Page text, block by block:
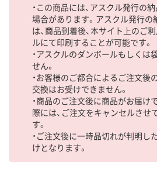
・この商品には、アスクル発行の
場合があります。アスクル発行
は、商品到着後、本サイト上のご
ルにて印刷することが可能です。
・アスクルのダンボールもしくは
せん。
・お客様のご都合によるご注文後
交換はお受けできません。
・商品のご注文後に商品がお届け
際には、ご注文をキャンセルさせ
す。
・ご注文後に一時品切れが判明し
けとなります。